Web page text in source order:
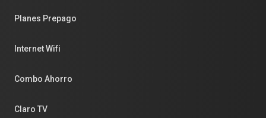
Planes Prepago
Internet Wifi
Combo Ahorro
Claro TV